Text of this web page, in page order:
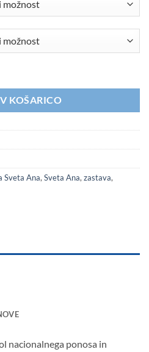
KOŠARICO
Sveta Ana, Sveta Ana, zastava,
nacionalnega ponosa in